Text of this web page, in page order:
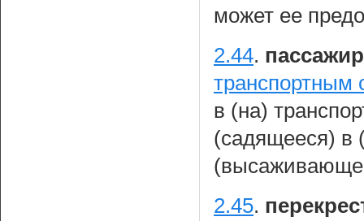
может ее
2.44. пассажир
транспортным
в (на)
(садящееся) в
2.45.